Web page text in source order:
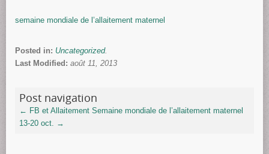
semaine mondiale de l’allaitement maternel
Posted in: Uncategorized.
Last Modified: août 11, 2013
Post navigation
← FB et Allaitement Semaine mondiale de l’allaitement maternel
13-20 oct.
→